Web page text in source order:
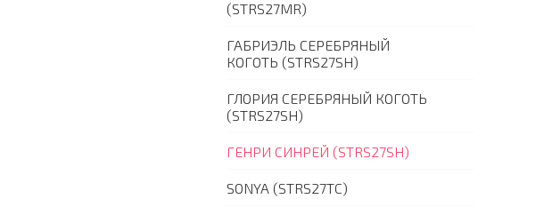
(STRS27MR)
ГАБРИЭЛЬ СЕРЕБРЯНЫЙ
КОГОТЬ (STRS27SH)
ГЛОРИЯ СЕРЕБРЯНЫЙ КОГОТЬ
(STRS27SH)
ГЕНРИ СИНРЕЙ (STRS27SH)
SONYA (STRS27TC)